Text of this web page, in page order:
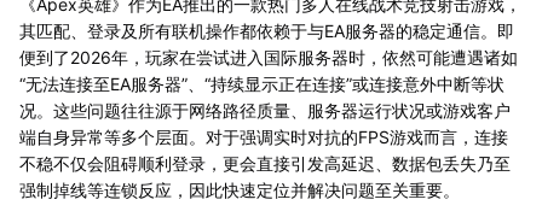
《Apex英雄》作为EA推出的一款热门多人在线战术竞技射击游戏，
其匹配、登录及所有联机操作都依赖于与EA服务器的稳定通信。即
便到了2026年，玩家在尝试进入国际服务器时，依然可能遭遇诸如
“无法连接至EA服务器”、“持续显示正在连接”或连接意外中断等状
况。这些问题往往源于网络路径质量、服务器运行状况或游戏客户
端自身异常等多个层面。对于强调实时对抗的FPS游戏而言，连接
不稳不仅会阻碍顺利登录，更会直接引发高延迟、数据包丢失乃至
强制掉线等连锁反应，因此快速定位并解决问题至关重要。